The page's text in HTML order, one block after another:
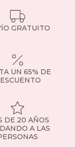
GRATUITO
UN 65% DE
DE 20 AÑOS
A LAS